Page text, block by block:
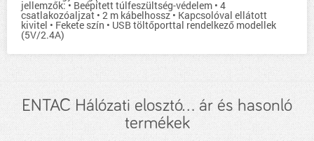
jellemzők: • Beépített túlfeszültség-védelem • 4
csatlakozóaljzat • 2 m kábelhossz • Kapcsolóval ellátott
kivitel • Fekete szín • USB töltőporttal rendelkező modellek
(5V/2.4A)
ENTAC Hálózati elosztó... ár és hasonló
termékek